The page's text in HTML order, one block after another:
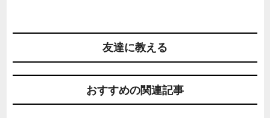
友達に教える
おすすめの関連記事